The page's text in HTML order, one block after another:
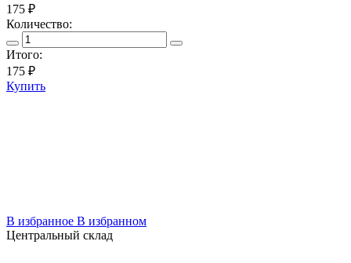
175 ₽
Количество:
Итого:
175 ₽
Купить
В избранное В избранном
Центральный склад